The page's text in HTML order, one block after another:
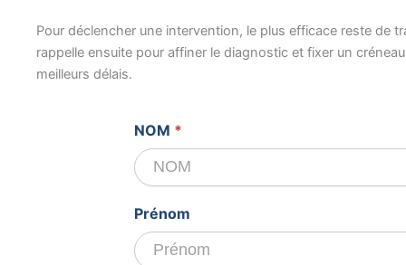
Pour déclencher une intervention, le plus efficace reste de
rappelle ensuite pour affiner le diagnostic et fixer un
meilleurs délais.
Devis
gratuit
NOM *
Prénom